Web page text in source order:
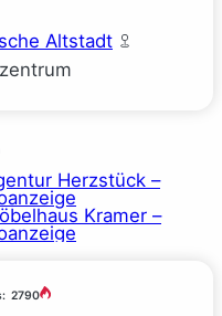
Altstadt
2790